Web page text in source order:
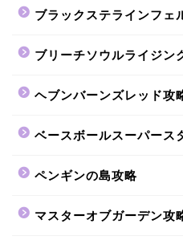
ブラックステラインフェ
ブリーチソウルライジン
ヘブンバーンズレッド攻
ベースボールスーパース
ペンギンの島攻略
マスターオブガーデン攻